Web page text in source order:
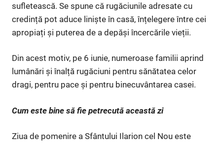
sufletească. Se spune că rugăciunile adresate cu
credință pot aduce liniște în casă, înțelegere între cei
apropiați și puterea de a depăși încercările vieții.
Din acest motiv, pe 6 iunie, numeroase familii aprind
lumânări și înalță rugăciuni pentru sănătatea celor
dragi, pentru pace și pentru binecuvântarea casei.
Cum este bine să fie petrecută această zi
Ziua de pomenire a Sfântului Ilarion cel Nou este